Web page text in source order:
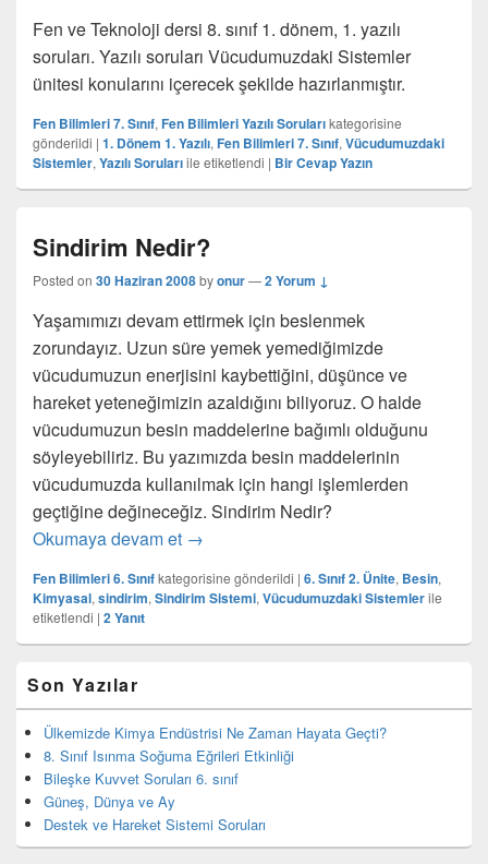
Fen ve Teknoloji dersi 8. sınıf 1. dönem, 1. yazılı
soruları. Yazılı soruları Vücudumuzdaki Sistemler
ünitesi konularını içerecek şekilde hazırlanmıştır.
Fen Bilimleri 7. Sınıf, Fen Bilimleri Yazılı Sorularıkategorisine
gönderildi | 1. Dönem 1. Yazılı, Fen Bilimleri 7. Sınıf, Vücudumuzdaki
Sistemler, Yazılı Sorularıile etiketlendi | Bir Cevap Yazın
Sindirim Nedir?
Posted on 30 Haziran 2008byonur—2 Yorum ↓
Yaşamımızı devam ettirmek için beslenmek
zorundayız. Uzun süre yemek yemediğimizde
vücudumuzun enerjisini kaybettiğini, düşünce ve
hareket yeteneğimizin azaldığını biliyoruz. O halde
vücudumuzun besin maddelerine bağımlı olduğunu
söyleyebiliriz. Bu yazımızda besin maddelerinin
vücudumuzda kullanılmak için hangi işlemlerden
geçtiğine değineceğiz. Sindirim Nedir?
Okumaya devam et Sindirim Nedir?
→
Fen Bilimleri 6. Sınıfkategorisine gönderildi | 6. Sınıf 2. Ünite, Besin,
Kimyasal, sindirim, Sindirim Sistemi, Vücudumuzdaki Sistemlerile
etiketlendi | 2Yanıt
yan
bar
eklenti
bölgesi
Son Yazılar
Ülkemizde Kimya Endüstrisi Ne Zaman Hayata Geçti?
8. Sınıf Isınma Soğuma Eğrileri Etkinliği
Bileşke Kuvvet Soruları 6. sınıf
Güneş, Dünya ve Ay
Destek ve Hareket Sistemi Soruları